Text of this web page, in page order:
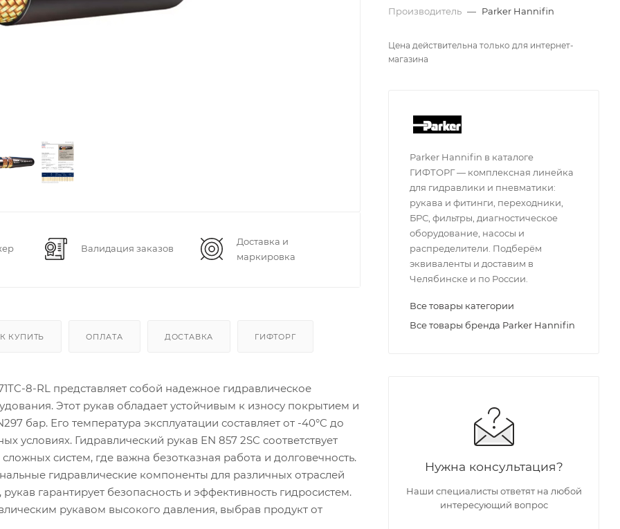
Валидация заказов
Доставка и
маркировка
КУПИТЬ ОПЛАТА ДОСТАВКА ГИФТОРГ
8-RL представляет собой надежное гидравлическое
Этот рукав обладает устойчивым к износу покрытием и
бар. Его температура эксплуатации составляет от -40°C до
условиях. Гидравлический рукав EN 857 2SC соответствует
систем, где важна безотказная работа и долговечность.
гидравлические компоненты для различных отраслей
гарантирует безопасность и эффективность гидросистем.
рукавом высокого давления, выбрав продукт от
Производитель — Parker Hannifin
Цена действительна только для интернет-
магазина
Parker Hannifin в каталоге
ГИФТОРГ — комплексная линейка
для гидравлики и пневматики:
рукава и фитинги, переходники,
БРС, фильтры, диагностическое
оборудование, насосы и
распределители. Подберём
эквиваленты и доставим в
Челябинске и по России.
Все товары категории
Все товары бренда Parker Hannifin
Нужна консультация?
Наши специалисты ответят на любой
интересующий вопрос